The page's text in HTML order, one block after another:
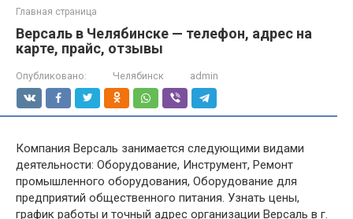
Главная страница
Версаль в Челябинске — телефон, адрес на
карте, прайс, отзывы
Опубликовано: Челябинск admin
Компания Версаль занимается следующими видами
деятельности: Оборудование, Инструмент, Ремонт
промышленного оборудования, Оборудование для
предприятий общественного питания. Узнать цены,
график работы и точный адрес организации Версаль в г.